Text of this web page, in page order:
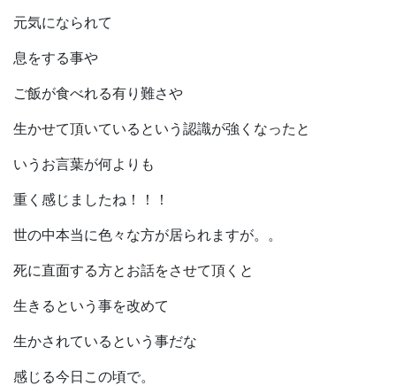
元気になられて
息をする事や
ご飯が食べれる有り難さや
生かせて頂いているという認識が強くなったと
いうお言葉が何よりも
重く感じましたね！！！
世の中本当に色々な方が居られますが。。
死に直面する方とお話をさせて頂くと
生きるという事を改めて
生かされているという事だな
感じる今日この頃で。